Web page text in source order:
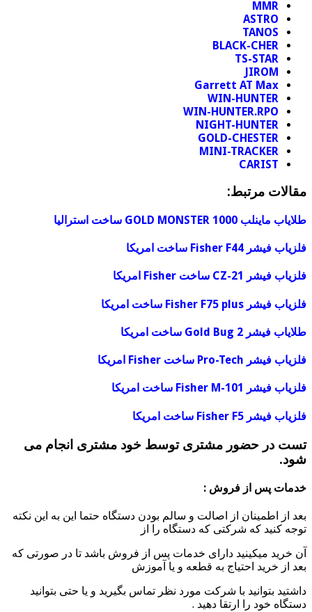
MMR
ASTRO
TANOS
BLACK-CHER
TS-STAR
JIROM
Garrett AT Max
WIN-HUNTER
WIN-HUNTER.RPO
NIGHT-HUNTER
GOLD-CHESTER
MINI-TRACKER
CARIST
مقالات مرتبط:
طلایاب ماینلب GOLD MONSTER 1000 ساخت استرالیا
فلزیاب فیشر Fisher F44 ساخت امریکا
فلزیاب فیشر CZ-21 ساخت Fisher امریکا
فلزیاب فیشر Fisher F75 plus ساخت امریکا
طلایاب فیشر Gold Bug 2 ساخت امریکا
فلزیاب فیشر Pro-Tech ساخت Fisher امریکا
فلزیاب فیشر Fisher M-101 ساخت امریکا
فلزیاب فیشر Fisher F5 ساخت امریکا
تست در حضور مشتری توسط خود مشتری انجام می
شود.
خدمات پس از فروش :
بعد از اطمینان از اصالت و سالم بودن دستگاه حتما این به این نکته
توجه کنید که شرکتی که دستگاه را از
آن خرید میکینید دارای خدمات پس از فروش باشد تا در صورتی که
بعد از خرید احتیاج به قطعه و یا آموزش
داشتید بتوانید با شرکت مورد نظر تماس بگیرید و یا حتی بتوانید
دستگاه خود را ارتقا دهید .